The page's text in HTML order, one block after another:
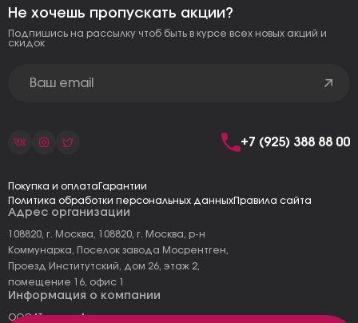
Адрес организации
108820, г. Москва, 108820, г. Москва, р-н
Коммунарка, Поселок завода Мосрентген,
Проезд Институтский, дом 26, этаж 2,
помещение 16, офис 1
Информация о компании
ООО "Тоскана"
Не хочешь пропускать акции?
Подпишись на рассылку чтоб быть в курсе всех новых акций и
скидок
+7 (925) 388 88 00
Покупка и оплата Гарантии
Политика обработки персональных данныхПравила сайта